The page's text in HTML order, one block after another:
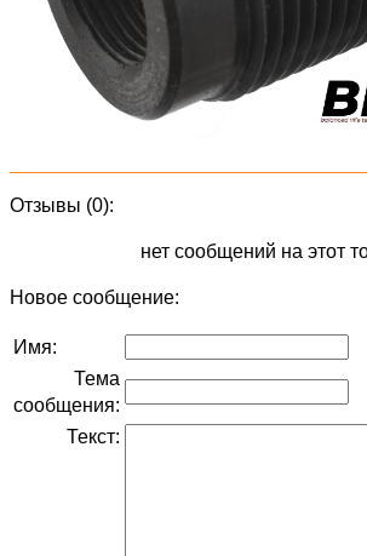
Отзывы (0):
нет сообщений на этот
Новое сообщение:
Имя:
Тема
сообщения:
Текст: